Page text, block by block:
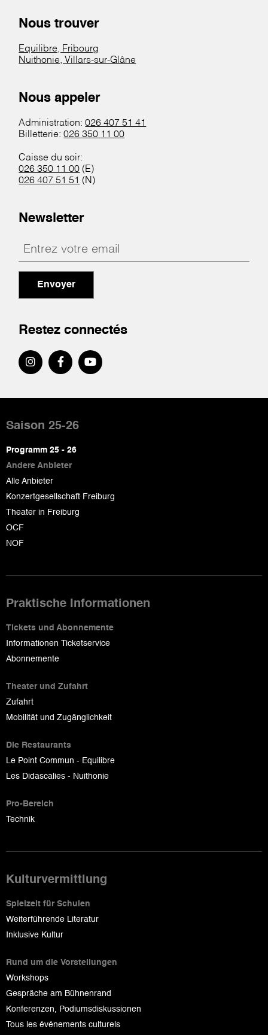
Nous trouver
Equilibre, Fribourg
Nuithonie, Villars-sur-Glâne
Nous appeler
Administration:026 407 51 41
Billetterie:026 350 11 00
Caisse du soir:
026 350 11 00 (E)
026 407 51 51 (N)
Newsletter
Envoyer
Restez connectés
de
page
Saison 25-26
Programm 25 - 26
Andere Anbieter
Alle Anbieter
Konzertgesellschaft Freiburg
Theater in Freiburg
OCF
NOF
Praktische Informationen
Tickets und Abonnemente
Informationen Ticketservice
Abonnemente
Theater und Zufahrt
Zufahrt
Mobilität und Zugänglichkeit
Die Restaurants
Le Point Commun - Equilibre
Les Didascalies - Nuithonie
Pro-Bereich
Technik
Kulturvermittlung
Spielzeit für Schulen
Weiterführende Literatur
Inklusive Kultur
Rund um die Vorstellungen
Workshops
Gespräche am Bühnenrand
Konferenzen, Podiumsdiskussionen
Tous les événements culturels